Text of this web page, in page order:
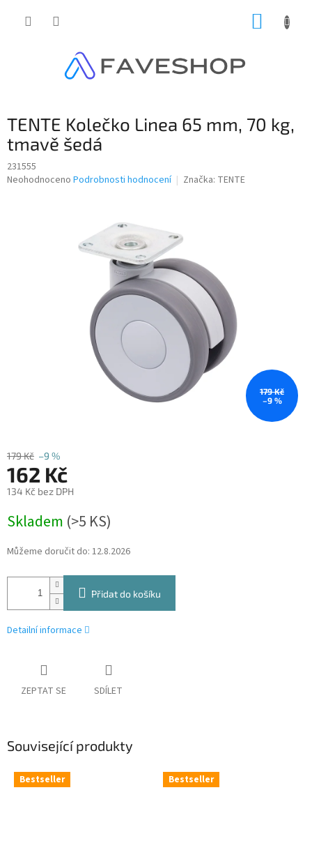
TENTE Kolečko Linea 65 mm, 70 kg,
tmavě šedá
231555
Průměrné
Neohodnoceno Podrobnosti hodnocení Značka: TENTE
179 Kč
–9 %
179 Kč –9 %
162 Kč
134 Kč bez DPH
cena:
Skladem (>5 KS)
Můžeme doručit do: 12.8.2026
Přidat do košíku
Detailní informace
ZEPTAT SE SDÍLET
Související produkty
Bestseller Bestseller